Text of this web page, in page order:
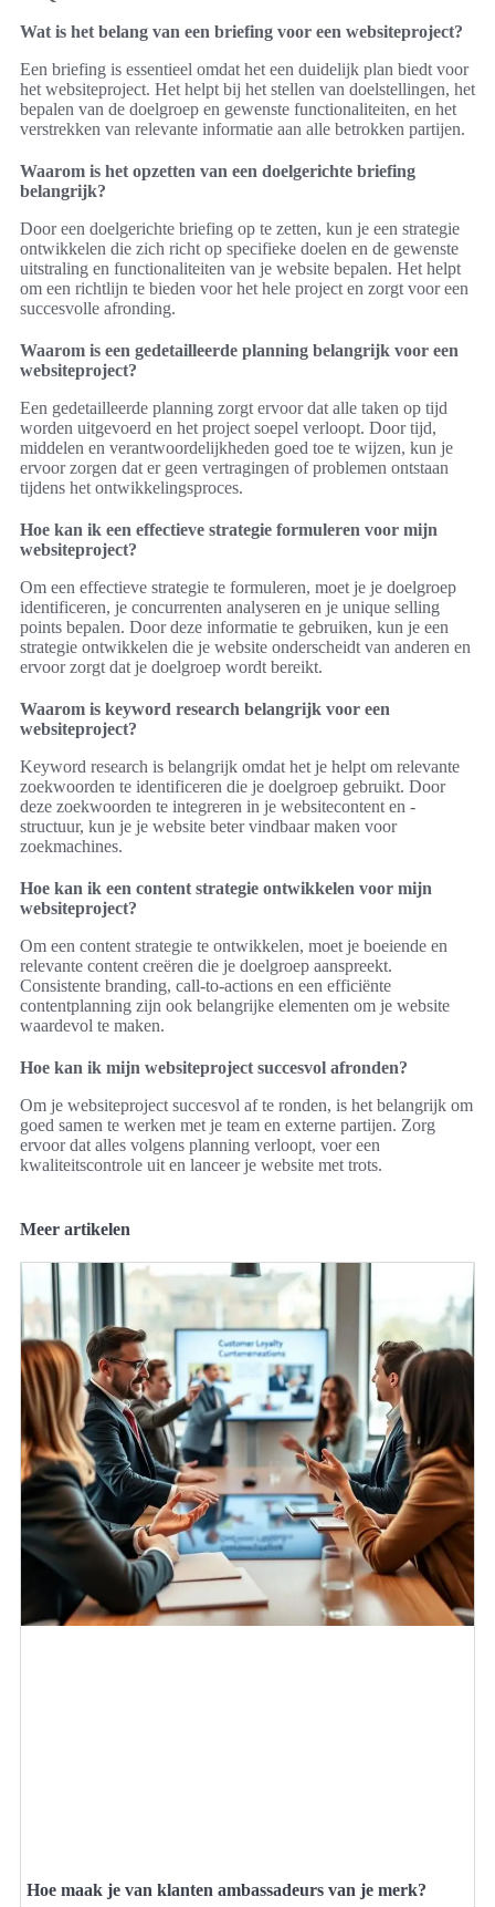
Wat is het belang van een briefing voor een websiteproject?
Een briefing is essentieel omdat het een duidelijk plan biedt voor
het websiteproject. Het helpt bij het stellen van doelstellingen, het
bepalen van de doelgroep en gewenste functionaliteiten, en het
verstrekken van relevante informatie aan alle betrokken partijen.
Waarom is het opzetten van een doelgerichte briefing
belangrijk?
Door een doelgerichte briefing op te zetten, kun je een strategie
ontwikkelen die zich richt op specifieke doelen en de gewenste
uitstraling en functionaliteiten van je website bepalen. Het helpt
om een richtlijn te bieden voor het hele project en zorgt voor een
succesvolle afronding.
Waarom is een gedetailleerde planning belangrijk voor een
websiteproject?
Een gedetailleerde planning zorgt ervoor dat alle taken op tijd
worden uitgevoerd en het project soepel verloopt. Door tijd,
middelen en verantwoordelijkheden goed toe te wijzen, kun je
ervoor zorgen dat er geen vertragingen of problemen ontstaan
tijdens het ontwikkelingsproces.
Hoe kan ik een effectieve strategie formuleren voor mijn
websiteproject?
Om een effectieve strategie te formuleren, moet je je doelgroep
identificeren, je concurrenten analyseren en je unique selling
points bepalen. Door deze informatie te gebruiken, kun je een
strategie ontwikkelen die je website onderscheidt van anderen en
ervoor zorgt dat je doelgroep wordt bereikt.
Waarom is keyword research belangrijk voor een
websiteproject?
Keyword research is belangrijk omdat het je helpt om relevante
zoekwoorden te identificeren die je doelgroep gebruikt. Door
deze zoekwoorden te integreren in je websitecontent en -
structuur, kun je je website beter vindbaar maken voor
zoekmachines.
Hoe kan ik een content strategie ontwikkelen voor mijn
websiteproject?
Om een content strategie te ontwikkelen, moet je boeiende en
relevante content creëren die je doelgroep aanspreekt.
Consistente branding, call-to-actions en een efficiënte
contentplanning zijn ook belangrijke elementen om je website
waardevol te maken.
Hoe kan ik mijn websiteproject succesvol afronden?
Om je websiteproject succesvol af te ronden, is het belangrijk om
goed samen te werken met je team en externe partijen. Zorg
ervoor dat alles volgens planning verloopt, voer een
kwaliteitscontrole uit en lanceer je website met trots.
Meer artikelen
Hoe maak je van klanten ambassadeurs van je merk?